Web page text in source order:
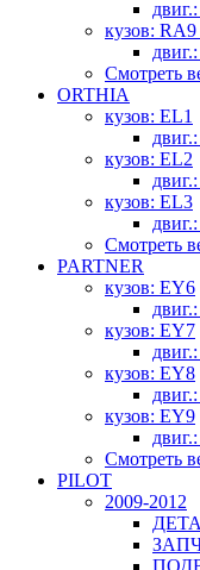
кузов: RA9
Смотреть
ORTHIA
кузов: EL1
кузов: EL2
кузов: EL3
Смотреть
PARTNER
кузов: EY6
кузов: EY7
кузов: EY8
кузов: EY9
Смотреть
PILOT
2009-2012